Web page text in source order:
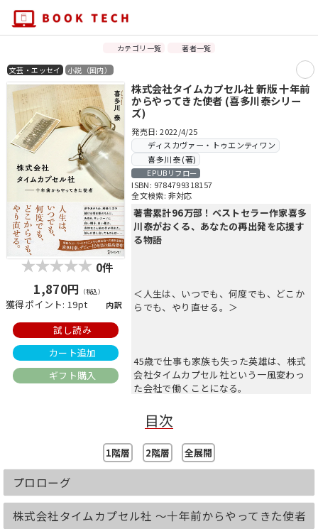
カテゴリ一覧 著者一覧
文芸・エッセイ 小説（国内）
0件
1,870円 （税込）
獲得ポイント: 19pt 内訳
試し読み
カート追加
ギフト購入
株式会社タイムカプセル社 新版 十年前
からやってきた使者 (喜多川泰シリー
ズ)
発売日: 2022/4/25
ディスカヴァー・トゥエンティワン
喜多川泰 (著)
EPUBリフロー
ISBN: 9784799318157
全文検索: 非対応
著書累計96万部！ベストセラー作家喜多
川泰がおくる、あなたの再出発を応援す
る物語
＜人生は、いつでも、何度でも、どこか
らでも、やり直せる。＞
45歳で仕事も家族も失った英雄は、株式
会社タイムカプセル社という一風変わっ
た会社で働くことになる。
未来の自分に向けて書いた手紙を、数
年〜数十年後に配達することを事業とす
る会社だ。
配属されたのは＜特別配達困難者対策室
＞。
目次
1階層 2階層 全展開
プロローグ
株式会社タイムカプセル社 ～十年前からやってきた使者